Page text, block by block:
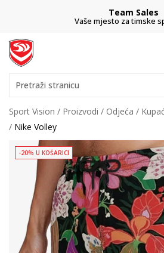
Team Sales
Vaše mjesto za timske
Pretraži stranicu
Sport Vision Proizvodi Odjeća
Nike Volley
-20% U KOŠARICI